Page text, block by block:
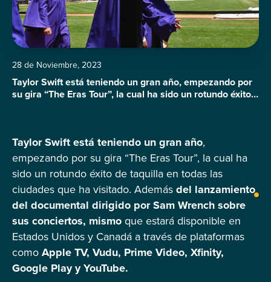
28 de Noviembre, 2023
Taylor Swift está teniendo un gran año, empezando por
su gira “The Eras Tour”, la cual ha sido un rotundo éxito
disponible en Estados Unidos y Canadá a través de
plataformas […]
Taylor Swift está teniendo un gran año,
empezando por su gira “The Eras Tour”, la cual ha
sido un rotundo éxito de taquilla en todas las
ciudades que ha visitado. Ademásdel lanzamiento
del documental dirigido por Sam Wrench sobre
sus conciertos, mismoque estará disponible en
Estados Unidos y Canadá a través de plataformas
comoApple TV, Vudu, Prime Video, Xfinity,
Google Play y YouTube.